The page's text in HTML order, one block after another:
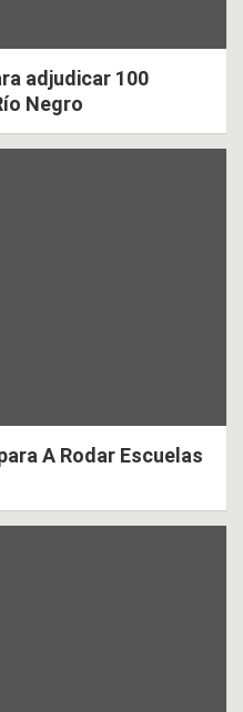
adjudicar 100
Negro
A Rodar Escuelas